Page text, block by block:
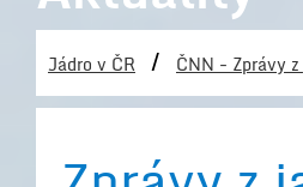
Jádro v ČR / ČNN - Zprávy